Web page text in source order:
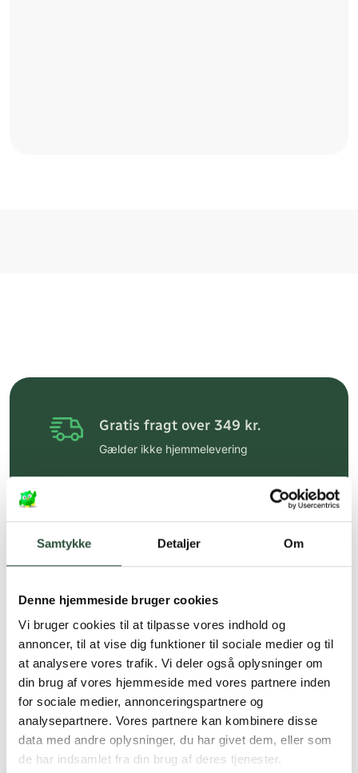
Samtykke Detaljer Om
Denne hjemmeside bruger cookies
Vi bruger cookies til at tilpasse vores indhold og
annoncer, til at vise dig funktioner til sociale medier og til
at analysere vores trafik. Vi deler også oplysninger om
din brug af vores hjemmeside med vores partnere inden
for sociale medier, annonceringspartnere og
analysepartnere. Vores partnere kan kombinere disse
data med andre oplysninger, du har givet dem, eller som
de har indsamlet fra din brug af deres tjenester.
Gratis fragt over 349 kr.
Gælder ikke hjemmelevering
Hurtig levering (30 min. i Kbh)
Faste lave priser*
*Gælder ikke ernæringsprodukter.
Stort udvalg af kendte
produkter
Vi tilbyder et stort udvalg af kendte
cremer, vitaminer og andre spændende
produkter – altid til fast lav pris.